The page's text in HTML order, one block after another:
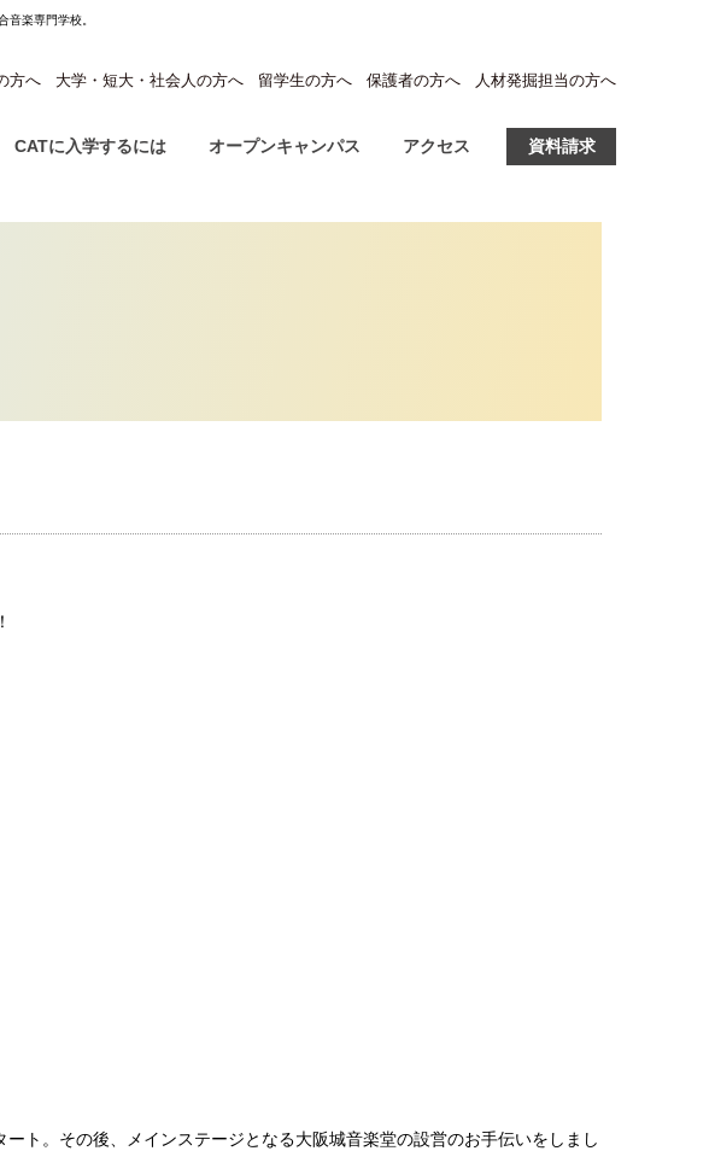
音楽専門学校。
方へ 大学・短大・社会人の方へ 留学生の方へ 保護者の方へ 人材発掘担当の方へ
CATに入学するには オープンキャンパス アクセス 資料請求
ト。その後、メインステージとなる大阪城音楽堂の設営のお手伝いをしまし